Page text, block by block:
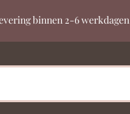
binnen 2-6 werkdagen